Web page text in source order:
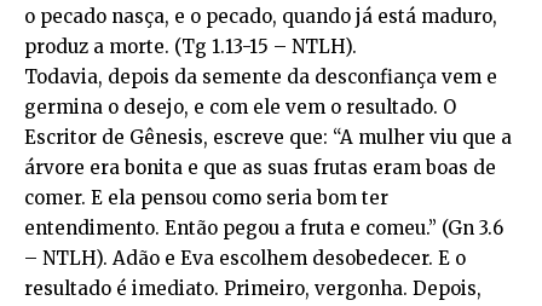
o pecado nasça, e o pecado, quando já está maduro,
produz a morte. (Tg 1.13-15 – NTLH).
Todavia, depois da semente da desconfiança vem e
germina o desejo, e com ele vem o resultado. O
Escritor de Gênesis, escreve que: “A mulher viu que a
árvore era bonita e que as suas frutas eram boas de
comer. E ela pensou como seria bom ter
entendimento. Então pegou a fruta e comeu.” (Gn 3.6
– NTLH). Adão e Eva escolhem desobedecer. E o
resultado é imediato. Primeiro, vergonha. Depois,